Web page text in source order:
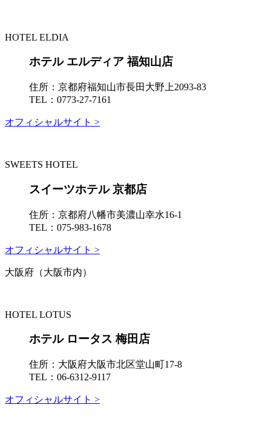
HOTEL ELDIA
ホテル エルディア 福知山店
住所： 京都府福知山市長田大野上2093-83
TEL： 0773-27-7161
オフィシャルサイト >
SWEETS HOTEL
スイーツホテル 京都店
住所： 京都府八幡市美濃山幸水16-1
TEL： 075-983-1678
オフィシャルサイト >
大阪府（大阪市内）
HOTEL LOTUS
ホテル ロータス 梅田店
住所： 大阪府大阪市北区堂山町17-8
TEL： 06-6312-9117
オフィシャルサイト >